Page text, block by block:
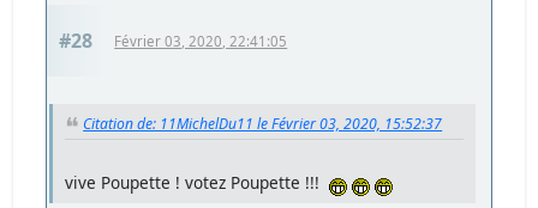
#28 Février 03, 2020, 22:41:05
Citation de: 11MichelDu11 le Février 03, 2020, 15:52:37
vive Poupette ! votez Poupette !!!